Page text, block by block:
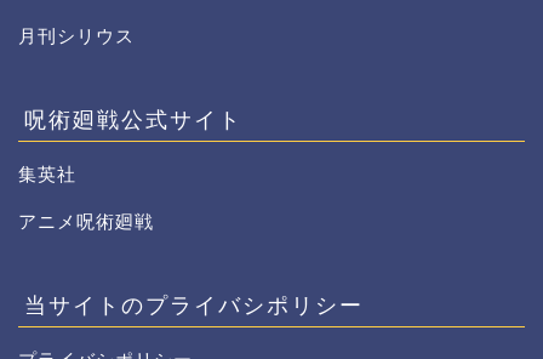
月刊シリウス
呪術廻戦公式サイト
集英社
アニメ呪術廻戦
当サイトのプライバシポリシー